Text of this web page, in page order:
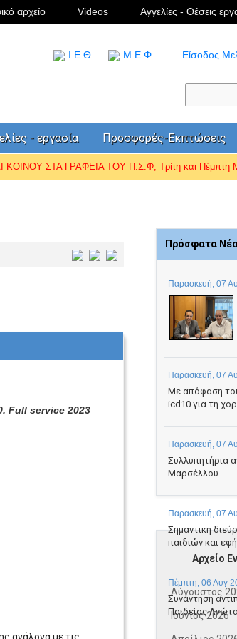
αρχείο Videos Αγγελίες - Θέσεις
I.Ε.Θ. Μ.Ε.Φ. Είσοδος
- εργασία Προσφορές-Εκπτώσεις
ΣΤΑ ΓΡΑΦΕΙΑ ΤΟΥ Π.Σ.Φ, Τρίτη και Πέμπτη
Full service 2023
Πρόσφατα
Παρασκευή, 07
Παρασκευή, 07
Με απόφαση
icd10 για τη
Παρασκευή, 07
Συλλυπητήρια
Μαρσέλλου
Παρασκευή, 07
Σημαντική
παιδιών και
Πέμπτη, 06 Αυγ
Συνάντηση
Παιδείας
Αρχείο
Αύγουστος
Ιούνιος 2026